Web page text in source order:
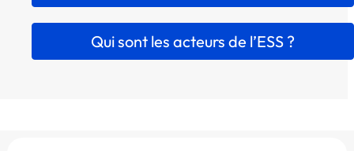
Qui sont les acteurs de l’ESS ?